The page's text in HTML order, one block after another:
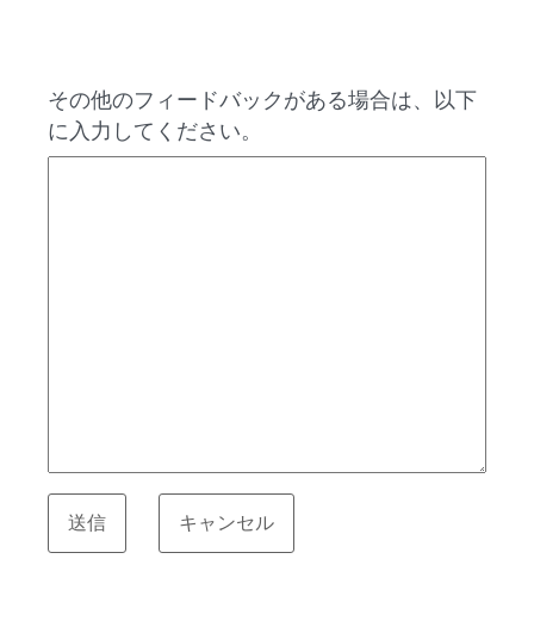
その他のフィードバックがある場合は、以下
に入力してください。